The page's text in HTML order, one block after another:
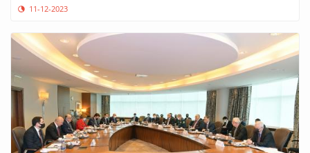
11-12-2023